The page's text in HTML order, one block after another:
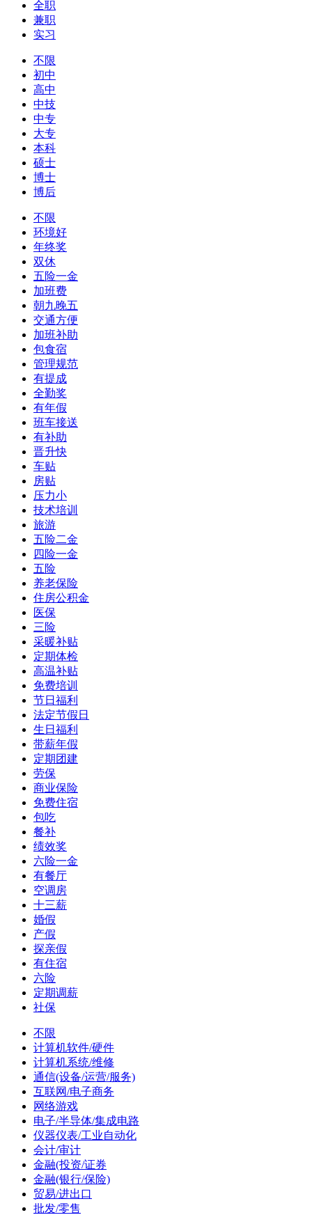
全职
兼职
实习
不限
初中
高中
中技
中专
大专
本科
硕士
博士
博后
不限
环境好
年终奖
双休
五险一金
加班费
朝九晚五
交通方便
加班补助
包食宿
管理规范
有提成
全勤奖
有年假
班车接送
有补助
晋升快
车贴
房贴
压力小
技术培训
旅游
五险二金
四险一金
五险
养老保险
住房公积金
医保
三险
采暖补贴
定期体检
高温补贴
免费培训
节日福利
法定节假日
生日福利
带薪年假
定期团建
劳保
商业保险
免费住宿
包吃
餐补
绩效奖
六险一金
有餐厅
空调房
十三薪
婚假
产假
探亲假
有住宿
六险
定期调薪
社保
不限
计算机软件/硬件
计算机系统/维修
通信(设备/运营/服务)
互联网/电子商务
网络游戏
电子/半导体/集成电路
仪器仪表/工业自动化
会计/审计
金融(投资/证券
金融(银行/保险)
贸易/进出口
批发/零售